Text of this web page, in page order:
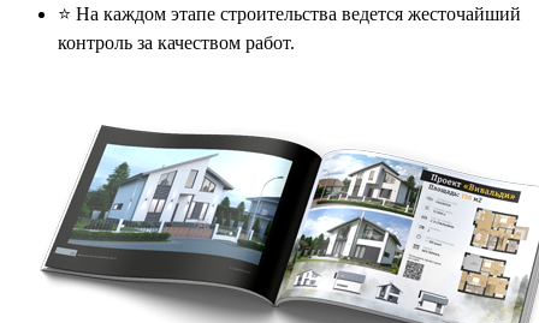
⭐️ На каждом этапе строительства ведется жесточайший
контроль за качеством работ.